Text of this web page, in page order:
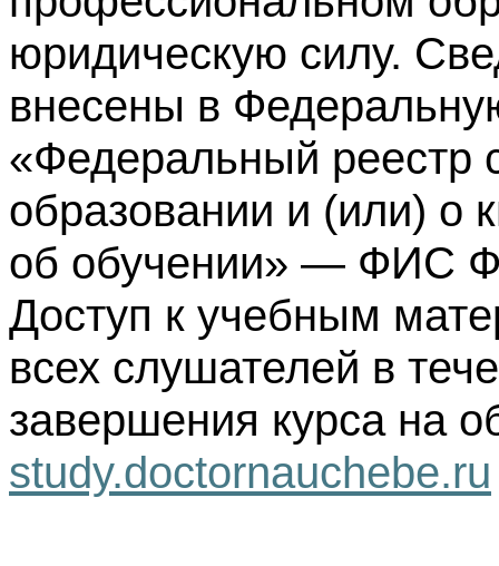
юридическую силу.
внесены в
«Федеральный реестр
образовании и (или) о
об обучении» — ФИС
Доступ к учебным
всех слушателей в
завершения курса на
study.doctornauchebe.ru